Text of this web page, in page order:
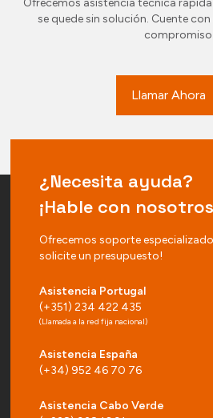
Ofrecemos asistencia técnica
se quede sin solución. Cuente
compromiso.
Llamar Ahora
¿Necesita ayuda?
¡Hable con
Ofrecemos soporte
solicite un presupuesto!
Asistencia Portugal
(+351) 234 422 435
(Llamada a la red fija nacional)
Asistencia España
(+34) 952 46 70 76
Asistencia Cabo Verde